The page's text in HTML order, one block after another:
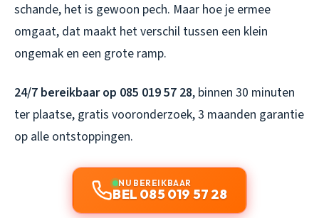
schande, het is gewoon pech. Maar hoe je ermee
omgaat, dat maakt het verschil tussen een klein
ongemak en een grote ramp.
24/7 bereikbaar op 085 019 57 28, binnen 30 minuten
ter plaatse, gratis vooronderzoek, 3 maanden garantie
op alle ontstoppingen.
NU BEREIKBAAR
BEL 085 019 57 28